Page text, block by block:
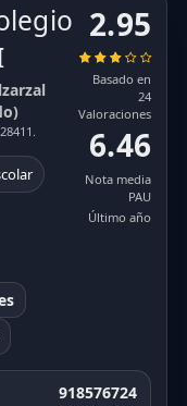
2.95
Basado en
24
Valoraciones
6.46
Nota media
PAU
Último año
918576724